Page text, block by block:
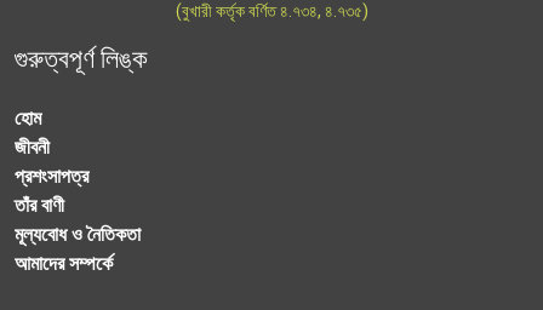
(বুখারী কর্তৃক বর্ণিত ৪.৭৩৪, ৪.৭৩৫)
গুরুত্বপূর্ণ লিঙ্ক
হোম
জীবনী
প্রশংসাপত্র
তাঁর বাণী
মূল্যবোধ ও নৈতিকতা
আমাদের সম্পর্কে